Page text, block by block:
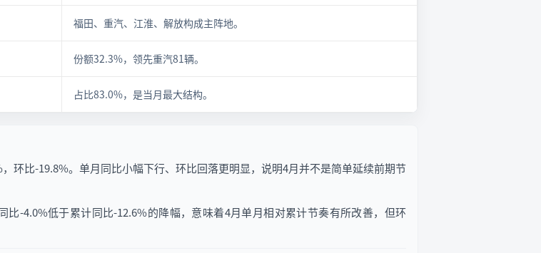
福田、重汽、江淮、解放构成主阵地。
份额32.3%，领先重汽81辆。
占比83.0%，是当月最大结构。
环比-19.8%。单月同比小幅下行、环比回落更明显，说明4月并不是简单延续前期节
-4.0%低于累计同比-12.6%的降幅，意味着4月单月相对累计节奏有所改善，但环